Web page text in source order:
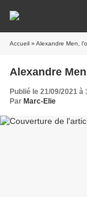
Accueil » Alexandre Men,
Alexandre
Publié le 21/09/2021 à
Par Marc-Elie